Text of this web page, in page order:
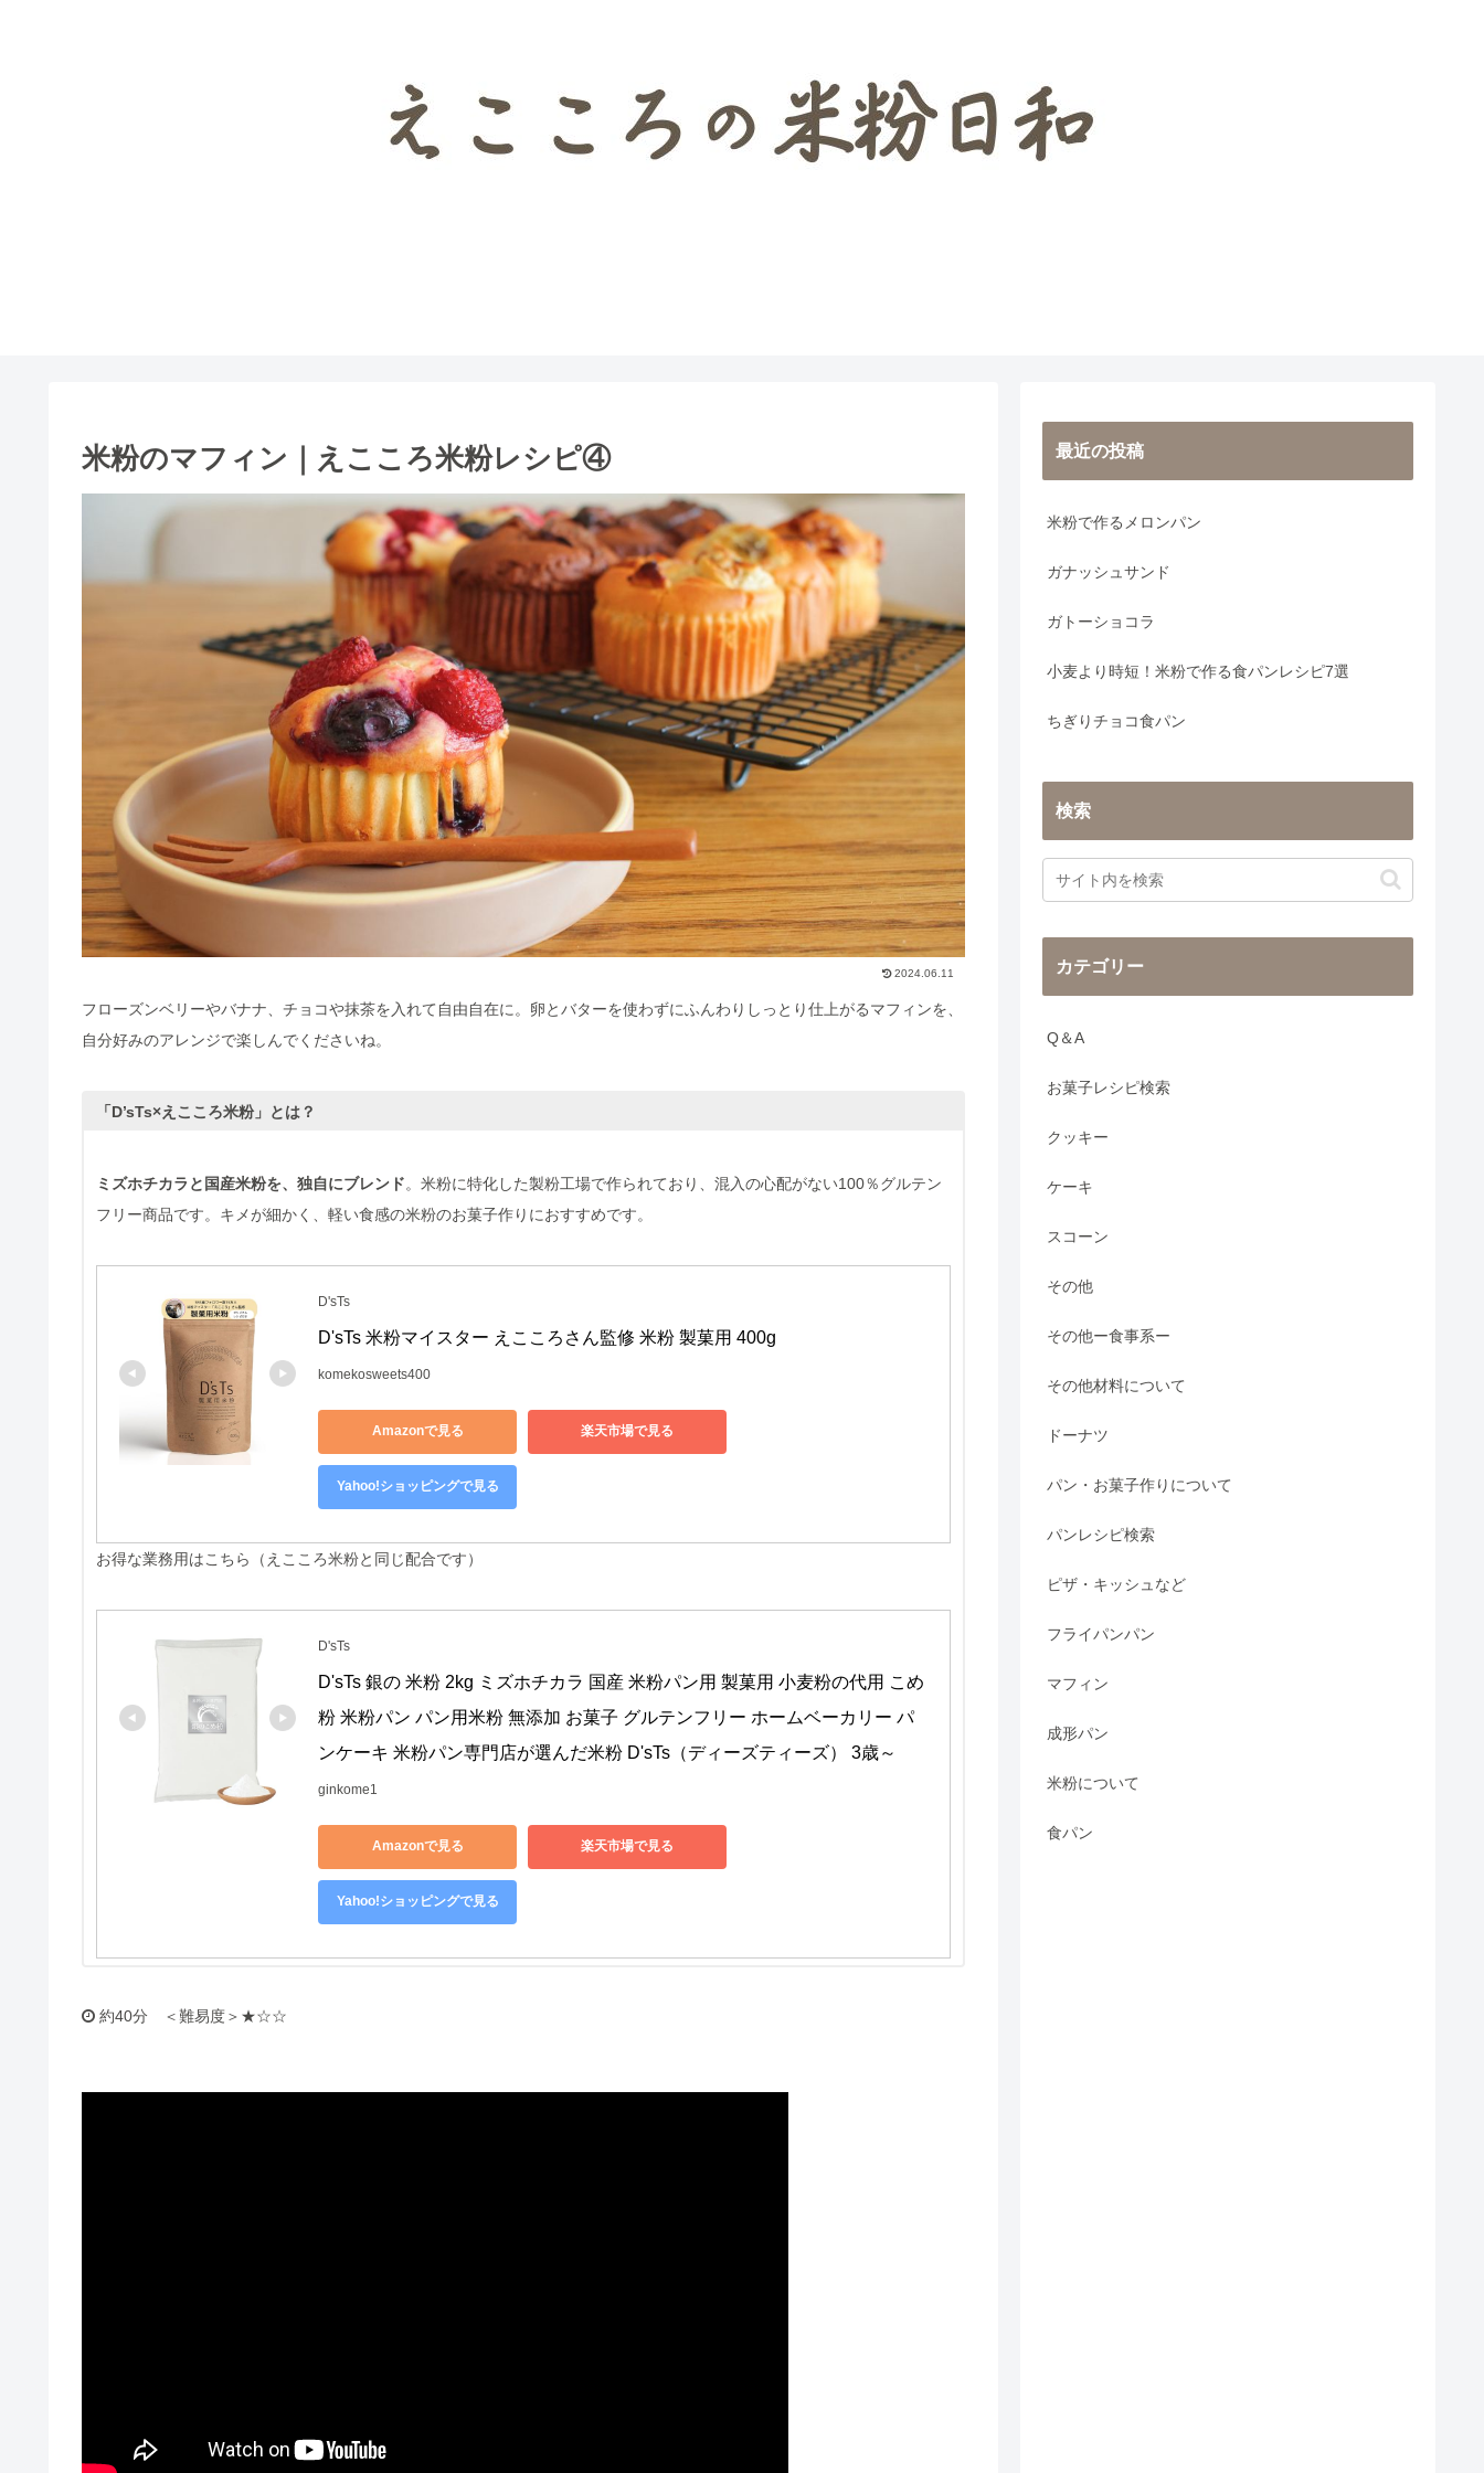
米粉のマフィン｜えこころ米粉レシピ④
2024.06.11
フローズンベリーやバナナ、チョコや抹茶を入れて自由自在に。卵とバターを使わずにふんわりしっとり仕上がるマフィンを、
自分好みのアレンジで楽しんでくださいね。
「D’sTs×えこころ米粉」とは？
ミズホチカラと国産米粉を、独自にブレンド。米粉に特化した製粉工場で作られており、混入の心配がない100％グルテン
フリー商品です。キメが細かく、軽い食感の米粉のお菓子作りにおすすめです。
D'sTs
D'sTs 米粉マイスター えこころさん監修 米粉 製菓用 400g
komekosweets400
Amazonで見る 楽天市場で見る
Yahoo!ショッピングで見る
お得な業務用はこちら（えこころ米粉と同じ配合です）
D'sTs
D'sTs 銀の 米粉 2kg ミズホチカラ 国産 米粉パン用 製菓用 小麦粉の代用 こめ
粉 米粉パン パン用米粉 無添加 お菓子 グルテンフリー ホームベーカリー パ
ンケーキ 米粉パン専門店が選んだ米粉 D'sTs（ディーズティーズ） 3歳～
ginkome1
Amazonで見る 楽天市場で見る
Yahoo!ショッピングで見る
約40分 ＜難易度＞★☆☆
最近の投稿
米粉で作るメロンパン
ガナッシュサンド
ガトーショコラ
小麦より時短！米粉で作る食パンレシピ7選
ちぎりチョコ食パン
検索
カテゴリー
Q＆A
お菓子レシピ検索
クッキー
ケーキ
スコーン
その他
その他ー食事系ー
その他材料について
ドーナツ
パン・お菓子作りについて
パンレシピ検索
ピザ・キッシュなど
フライパンパン
マフィン
成形パン
米粉について
食パン